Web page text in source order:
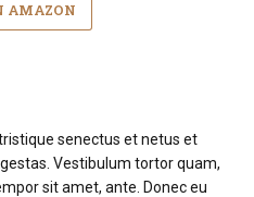
AMAZON
senectus et netus et
Vestibulum tortor quam,
sit amet, ante. Donec eu